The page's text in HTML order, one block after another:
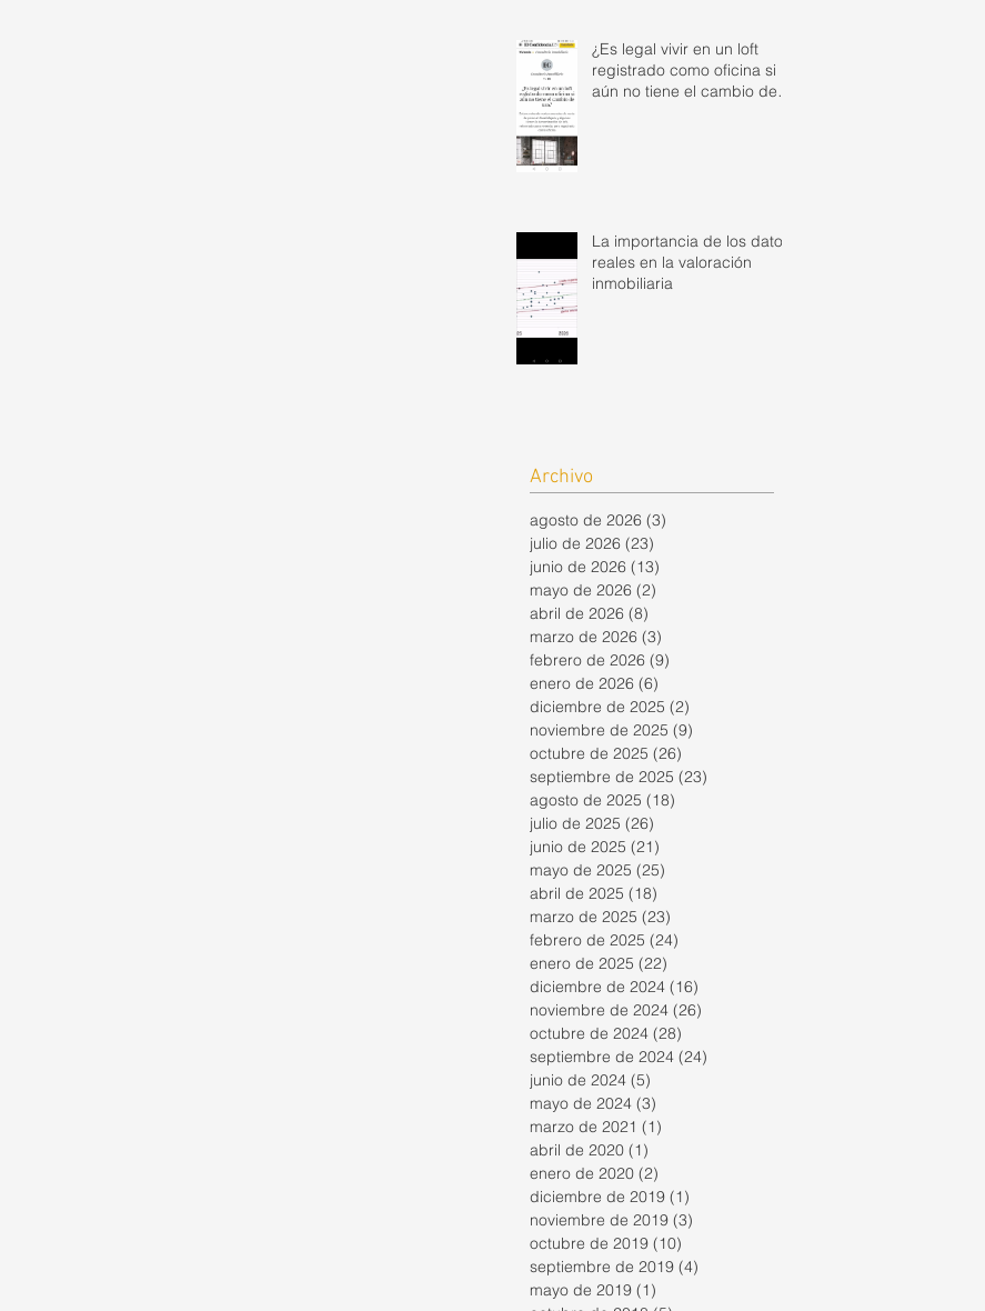
¿Es legal vivir en un loft
registrado como oficina si
aún no tiene el cambio de
La importancia de los datos
reales en la valoración
inmobiliaria
Archivo
agosto de 2026 (3)
julio de 2026 (23)
junio de 2026 (13)
mayo de 2026 (2)
abril de 2026 (8)
marzo de 2026 (3)
febrero de 2026 (9)
enero de 2026 (6)
diciembre de 2025 (2)
noviembre de 2025 (9)
octubre de 2025 (26)
septiembre de 2025 (23)
agosto de 2025 (18)
julio de 2025 (26)
junio de 2025 (21)
mayo de 2025 (25)
abril de 2025 (18)
marzo de 2025 (23)
febrero de 2025 (24)
enero de 2025 (22)
diciembre de 2024 (16)
noviembre de 2024 (26)
octubre de 2024 (28)
septiembre de 2024 (24)
junio de 2024 (5)
mayo de 2024 (3)
marzo de 2021 (1)
abril de 2020 (1)
enero de 2020 (2)
diciembre de 2019 (1)
noviembre de 2019 (3)
octubre de 2019 (10)
septiembre de 2019 (4)
mayo de 2019 (1)